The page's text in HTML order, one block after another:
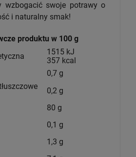
wzbogacić swoje potrawy o
i naturalny smak!
produktu w 100 g
1515 kJ
357 kcal
0,7 g
0,2 g
80 g
0,1 g
1,3 g